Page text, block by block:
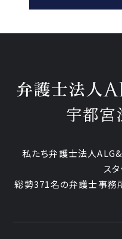
宇都宮
私たち弁護士法人
ス
総勢371名の弁護士事務